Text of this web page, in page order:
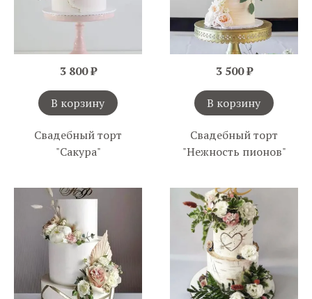
3 800 ₽
В корзину
Свадебный торт
"Сакура"
3 500 ₽
В корзину
Свадебный торт
"Нежность пионов"